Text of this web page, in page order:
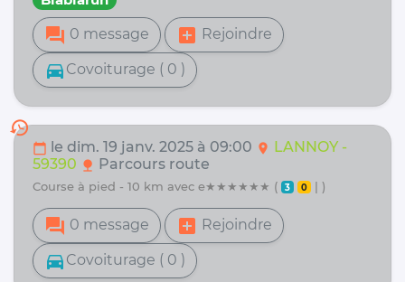
forum 0 message add_box Rejoindre
directions_car Covoiturage ( 0 )
history
calendar_today le dim. 19 janv. 2025 à 09:00 location_on LANNOY -
59390 nature Parcours route
course à pied - 10 km avec e★★★★★★ ( 3 0 | )
forum 0 message add_box Rejoindre
directions_car Covoiturage ( 0 )